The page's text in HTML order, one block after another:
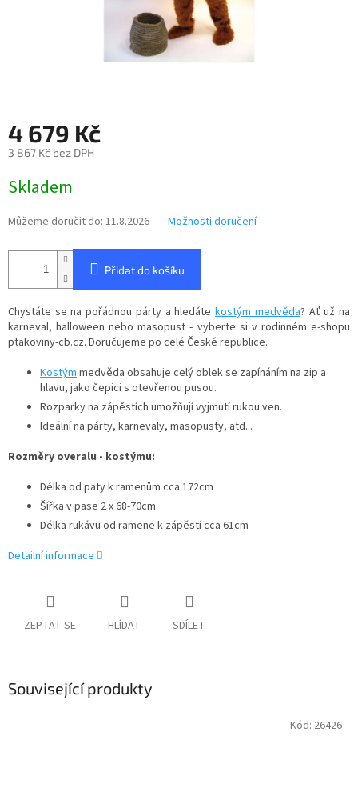
4 679 Kč
3 867 Kč bez DPH
cena:
Skladem
Můžeme doručit do: 11.8.2026 Možnosti doručení
Přidat do košíku
Chystáte se na pořádnou párty a hledátekostým medvěda? Ať už na
karneval, halloween nebo masopust - vyberte si v rodinném e-shopu
ptakoviny-cb.cz. Doručujeme po celé České republice.
Kostýmmedvěda obsahuje celý oblek se zapínáním na zip a
hlavu, jako čepici s otevřenou pusou.
Rozparky na zápěstích umožňují vyjmutí rukou ven.
Ideální na párty, karnevaly, masopusty, atd...
Rozměry overalu - kostýmu:
Délka od paty k ramenům cca 172cm
Šířka v pase 2 x 68-70cm
Délka rukávu od ramene k zápěstí cca 61cm
Detailní informace
ZEPTAT SE HLÍDAT SDÍLET
Související produkty
Kód: 26426